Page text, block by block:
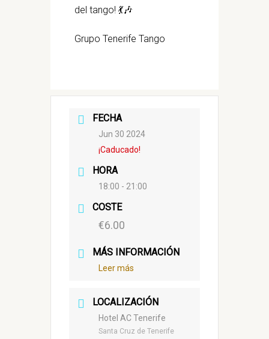
del tango! 💃🎶
Grupo Tenerife Tango
FECHA
Jun 30 2024
¡Caducado!
HORA
18:00 - 21:00
COSTE
€6.00
MÁS INFORMACIÓN
Leer más
LOCALIZACIÓN
Hotel AC Tenerife
Santa Cruz de Tenerife